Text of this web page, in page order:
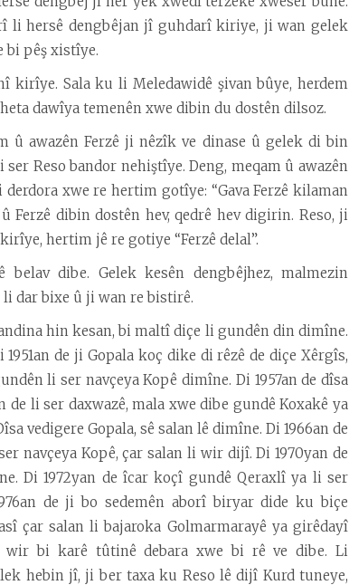
li hersê dengbêjan jî guhdarî kiriye, ji wan gelek
bi pêş xistîye.
kirîye. Sala ku li Meledawidê şivan bûye, herdem
dawîya temenên xwe dibin du dostên dilsoz.
û awazên Ferzê ji nêzîk ve dinase û gelek di bin
Reso bandor nehiştîye. Deng, meqam û awazên
xwe re hertim gotîye: “Gava Ferzê kilaman
Ferzê dibin dostên hev, qedrê hev digirin. Reso, ji
hertim jê re gotiye “Ferzê delal”.
dibe. Gelek kesên dengbêjhez, malmezin
dar bixe û ji wan re bistirê.
hin kesan, bi maltî diçe li gundên din dimîne.
de ji Gopala koç dike di rêzê de diçe Xêrgîs,
li ser navçeya Kopê dimîne. Di 1957an de dîsa
de li ser daxwazê, mala xwe dibe gundê Koxakê ya
vedigere Gopala, sê salan lê dimîne. Di 1966an de
navçeya Kopê, çar salan li wir dijî. Di 1970yan de
Di 1972yan de îcar koçî gundê Qeraxlî ya li ser
de ji bo sedemên aborî biryar dide ku biçe
çar salan li bajaroka Golmarmarayê ya girêdayî
wir bi karê tûtinê debara xwe bi rê ve dibe. Li
hebin jî, ji ber taxa ku Reso lê dijî Kurd tuneye,